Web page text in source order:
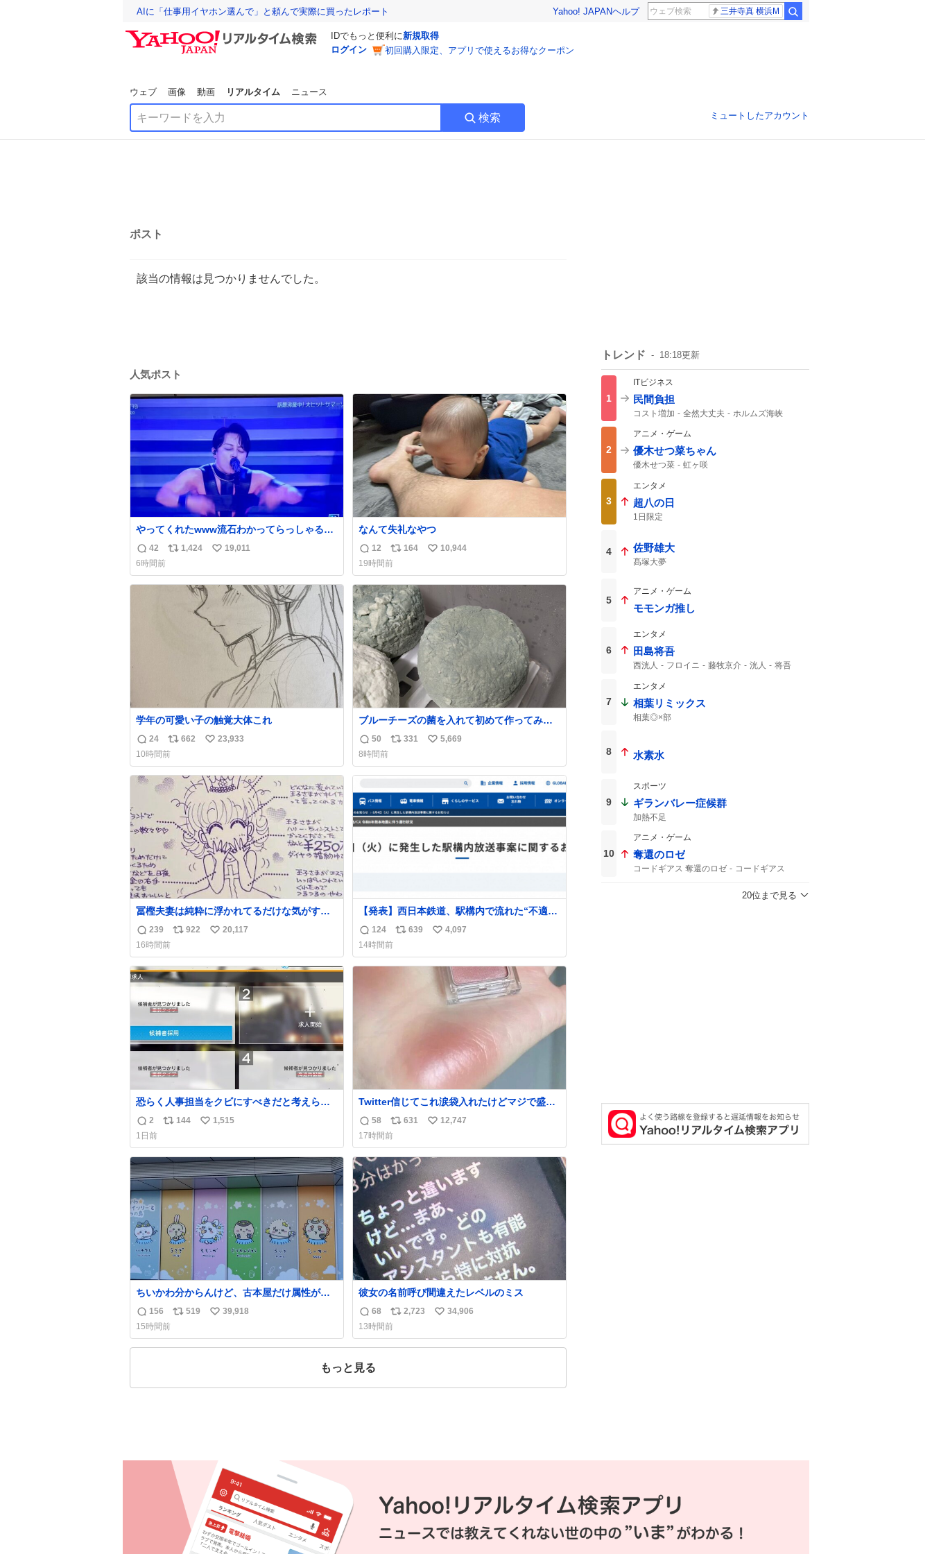
AIに「仕事用イヤホン選んで」と頼んで実際に買ったレポート Yahoo! JAPANヘルプ 三井寺真 横浜M
IDでもっと便利に新規取得
ログイン
初回購入限定、アプリで使えるお得なクーポン
ウェブ 画像 動画 リアルタイム ニュース
検索 ミュートしたアカウント
ポスト
該当の情報は見つかりませんでした。
人気ポスト
やってくれたwww流石わかってらっしゃる🤣
🤣🤣 #Mステ #西川貴教
返
信
数
42
リ
ス
1,424
い
ね
19,011
6時間前
なんて失礼なやつ
返
信
数
12
リ
ポ
ス
ト
数
164
い
ね
数
10,944
19時間前
学年の可愛い子の触覚大体これ
返
信
数
24
リ
ポ
ス
ト
数
662
い
ね
数
23,933
10時間前
ブルーチーズの菌を入れて初めて作ってみた
チーズなんだけど 本能でちょっとヤバいと思
っちゃう見た目だな
返
信
数
50
リ
ス
数
331
い
ね
5,669
8時間前
冨樫夫妻は純粋に浮かれてるだけな気がする
な〜 全アはここに自分の市場価値的なものを
上乗せするので、 すっぴん＆寝起きのボサボ
サ頭でも「今日も可愛いね」が止まらない。
放っておくと永遠に髪撫でてきて作業進まな
い() 156cm40kg、年中日焼け止めとお友達の
私より綺麗な手やめてもろて とか言う
返
信
数
239
リ
ス
ト
922
い
ね
数
20,117
16時間前
【発表】西日本鉄道、駅構内で流れた“不適切
音声”に声明「被害届も検討」
news.livedoor.com/article/detail… 4日に西
鉄福岡（天神）駅および薬院駅で発生した駅
構内放送事案について声明を公表した。「第
三者によって駅構内放送設備に外部から不正
に音声が流された可能性も含めて確認を実
返
信
数
124
リ
ス
639
い
ね
4,097
14時間前
恐らく人事担当をクビにすべきだと考えられ
るが‥‥‥
返
信
数
2
リ
ス
ト
144
い
ね
数
1,515
1日前
Twitter信じてこれ涙袋入れたけどマジで盛れ
た…ありがとう…
返
信
数
58
リ
ポ
ス
ト
631
い
ね
数
12,747
17時間前
ちいかわ分からんけど、古本屋だけ属性が名
前になってるのはどういうこと？
返
信
数
156
リ
ス
519
い
ね
39,918
15時間前
彼女の名前呼び間違えたレベルのミス
返
信
数
68
リ
ポ
ス
2,723
い
ね
34,906
13時間前
もっと見る
トレンド 18:18更新
1
ITビジネス
民間負担
コスト増加 全然大丈夫 ホルムズ海峡
2
アニメ・ゲーム
優木せつ菜ちゃん
優木せつ菜 虹ヶ咲
3
エンタメ
超八の日
1日限定
4 佐野雄大
髙塚大夢
5
アニメ・ゲーム
モモンガ推し
6
エンタメ
田島将吾
西洸人 フロイニ 藤牧京介 洸人
将吾
投票お願いします
7
エンタメ
相葉リミックス
相葉◎×部
8 水素水
9
スポーツ
ギランバレー症候群
加熱不足
10
アニメ・ゲーム
奪還のロゼ
コードギアス 奪還のロゼ
コードギアス
20位まで見る